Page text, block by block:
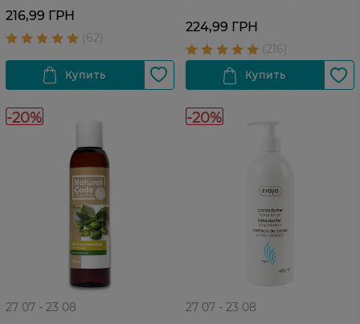
216,99 ГРН
224,99 ГРН
-20%
27 07 - 23 08
-20%
27 07 - 23 08